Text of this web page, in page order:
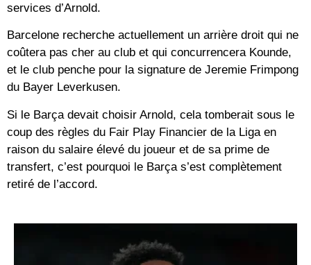
services d’Arnold.
Barcelone recherche actuellement un arrière droit qui ne
coûtera pas cher au club et qui concurrencera Kounde,
et le club penche pour la signature de Jeremie Frimpong
du Bayer Leverkusen.
Si le Barça devait choisir Arnold, cela tomberait sous le
coup des règles du Fair Play Financier de la Liga en
raison du salaire élevé du joueur et de sa prime de
transfert, c’est pourquoi le Barça s’est complètement
retiré de l’accord.